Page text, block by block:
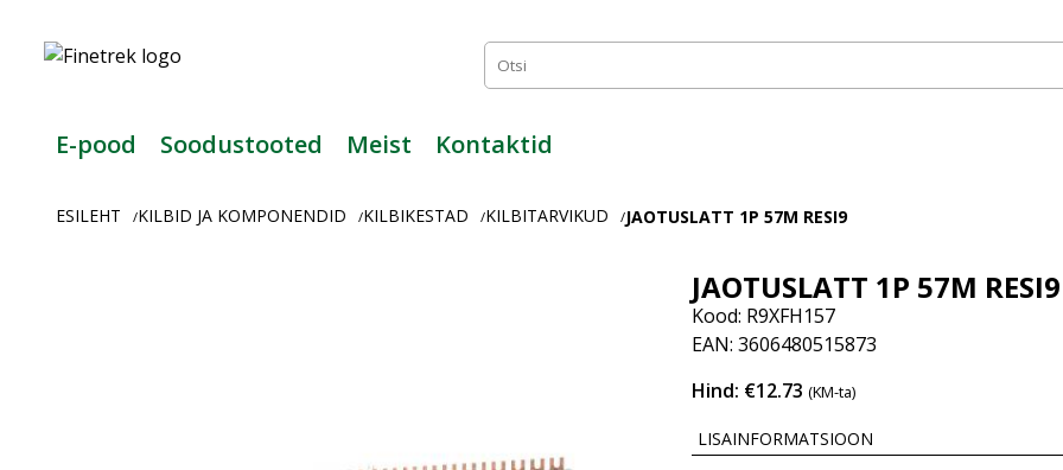
Usaldusväärne
tööstusautomaatika
E-pood Soodustooted Meist Kontaktid
ESILEHT /KILBID JA KOMPONENDID /KILBIKESTAD /KILBITARVIKUD /JAOTUSLATT 1P 57M RESI9
JAOTUSLATT 1P 57M RESI9
Kood: R9XFH157
EAN: 3606480515873
Hind: €12.73(KM-ta)
LISAINFORMATSIOON